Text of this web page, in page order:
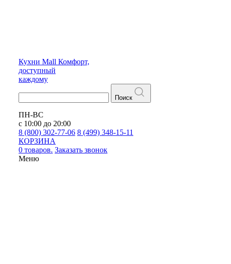
Кухни Mall Комфорт,
доступный
каждому
Поиск
ПН-ВС
с 10:00 до 20:00
8 (800) 302-77-06 8 (499) 348-15-11
КОРЗИНА
0 товаров. Заказать звонок
Меню